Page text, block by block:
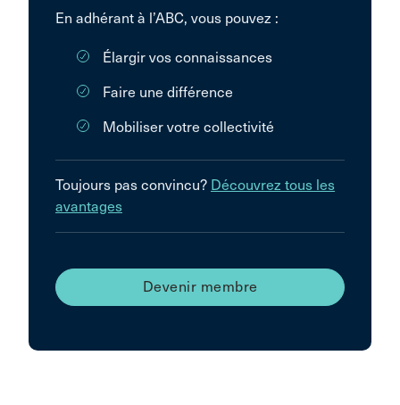
En adhérant à l’ABC, vous pouvez :
Élargir vos connaissances
Faire une différence
Mobiliser votre collectivité
Toujours pas convincu? Découvrez tous les
avantages
Devenir membre